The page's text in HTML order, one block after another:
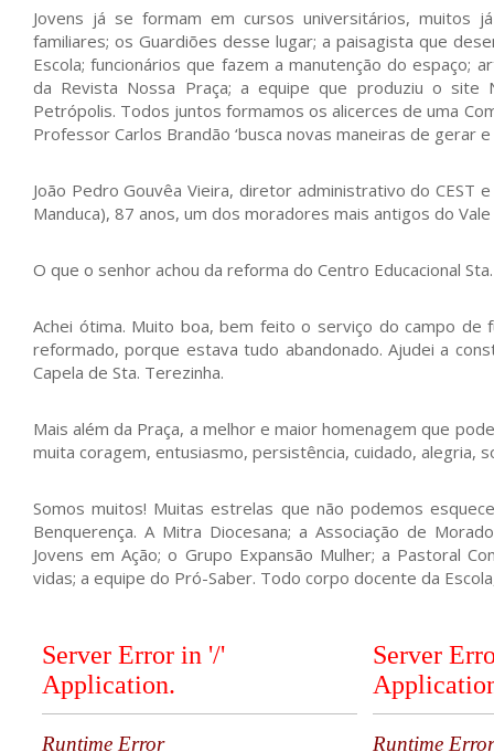
Jovens já se formam em cursos universitários, muitos
familiares; os Guardiões desse lugar; a paisagista que
Escola; funcionários que fazem a manutenção do espaço;
da Revista Nossa Praça; a equipe que produziu o site
Petrópolis. Todos juntos formamos os alicerces de uma
Professor Carlos Brandão ‘busca novas maneiras de gerar
João Pedro Gouvêa Vieira, diretor administrativo do CEST
Manduca), 87 anos, um dos moradores mais antigos do
O que o senhor achou da reforma do Centro Educacional
Achei ótima. Muito boa, bem feito o serviço do campo
reformado, porque estava tudo abandonado. Ajudei a
Capela de Sta. Terezinha.
Mais além da Praça, a melhor e maior homenagem que
muita coragem, entusiasmo, persistência, cuidado, alegria,
Somos muitos! Muitas estrelas que não podemos
Benquerença. A Mitra Diocesana; a Associação de
Jovens em Ação; o Grupo Expansão Mulher; a Pastoral
vidas; a equipe do Pró-Saber. Todo corpo docente da